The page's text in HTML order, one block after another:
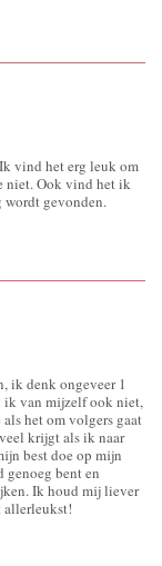
vind het erg leuk om
niet. Ook vind het ik
gevonden.
ik denk ongeveer 1
ik van mijzelf ook niet,
het om volgers gaat
krijgt als ik naar
best doe op mijn
bent en
Ik houd mij liever
allerleukst!